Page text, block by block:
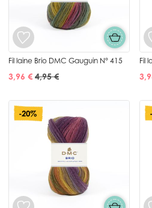
Fil laine Brio DMC Gauguin N° 415
3,96 € 4,95 €
Fil
-20%